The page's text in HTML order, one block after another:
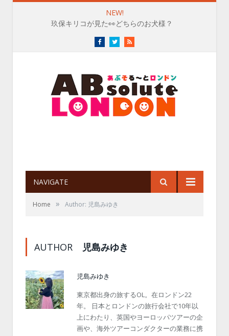
NEW!
玖保キリコが見た👀どちらのお犬様？
FacebookTwitterRSS
NAVIGATE
Home » Author: 児島みゆき
AUTHOR 児島みゆき
児島みゆき
東京都出身の旅するOL。在ロンドン22
年。 日本とロンドンの旅行会社で10年以
上にわたり、英国やヨーロッパツアーの企
画や、海外ツアーコンダクターの業務に携